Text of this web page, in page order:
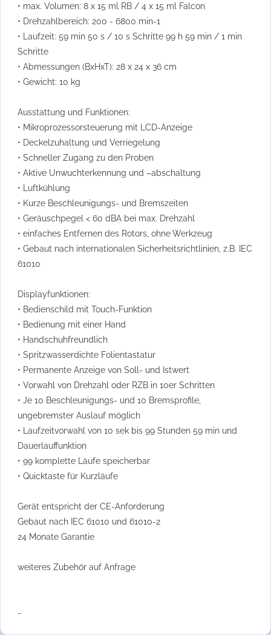
• max. Volumen: 8 x 15 ml RB / 4 x 15 ml Falcon
• Drehzahlbereich: 200 - 6800 min-1
• Laufzeit: 59 min 50 s / 10 s Schritte 99 h 59 min / 1 min
Schritte
• Abmessungen (BxHxT): 28 x 24 x 36 cm
• Gewicht: 10 kg
Ausstattung und Funktionen:
• Mikroprozessorsteuerung mit LCD-Anzeige
• Deckelzuhaltung und Verriegelung
• Schneller Zugang zu den Proben
• Aktive Unwuchterkennung und –abschaltung
• Luftkühlung
• Kurze Beschleunigungs- und Bremszeiten
• Geräuschpegel < 60 dBA bei max. Drehzahl
• einfaches Entfernen des Rotors, ohne Werkzeug
• Gebaut nach internationalen Sicherheitsrichtlinien, z.B. IEC
61010
Displayfunktionen:
• Bedienschild mit Touch-Funktion
• Bedienung mit einer Hand
• Handschuhfreundlich
• Spritzwasserdichte Folientastatur
• Permanente Anzeige von Soll- und Istwert
• Vorwahl von Drehzahl oder RZB in 10er Schritten
• Je 10 Beschleunigungs- und 10 Bremsprofile,
ungebremster Auslauf möglich
• Laufzeitvorwahl von 10 sek bis 99 Stunden 59 min und
Dauerlauffunktion
• 99 komplette Läufe speicherbar
• Quicktaste für Kurzläufe
Gerät entspricht der CE-Anforderung
Gebaut nach IEC 61010 und 61010-2
24 Monate Garantie
weiteres Zubehör auf Anfrage
-